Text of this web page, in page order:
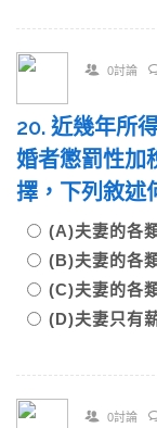
0討論
20. 近幾年所
婚者懲罰性加
擇，下列敘
(A)夫妻的各
(B)夫妻的各
(C)夫妻的各
(D)夫妻只有
0討論